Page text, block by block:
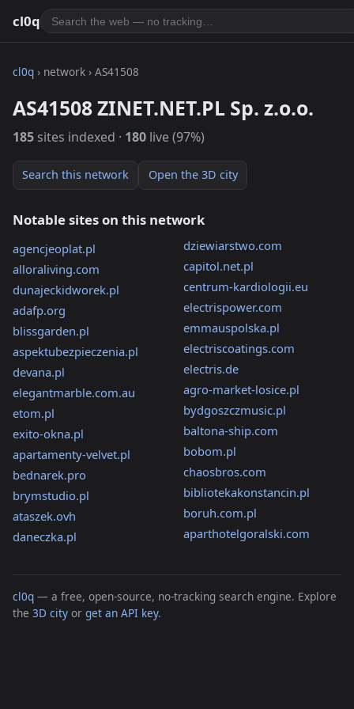
cl0q
cl0q › network › AS41508
AS41508 ZINET.NET.PL Sp. z.o.o.
185 sites indexed · 180 live (97%)
Search this network Open the 3D city
Notable sites on this network
agencjeoplat.pl
alloraliving.com
dunajeckidworek.pl
adafp.org
blissgarden.pl
aspektubezpieczenia.pl
devana.pl
elegantmarble.com.au
etom.pl
exito-okna.pl
apartamenty-velvet.pl
bednarek.pro
brymstudio.pl
ataszek.ovh
daneczka.pl
dziewiarstwo.com
capitol.net.pl
centrum-kardiologii.eu
electrispower.com
emmauspolska.pl
electriscoatings.com
electris.de
agro-market-losice.pl
bydgoszczmusic.pl
baltona-ship.com
bobom.pl
chaosbros.com
bibliotekakonstancin.pl
boruh.com.pl
aparthotelgoralski.com
cl0q — a free, open-source, no-tracking search engine. Explore
the 3D city or get an API key.